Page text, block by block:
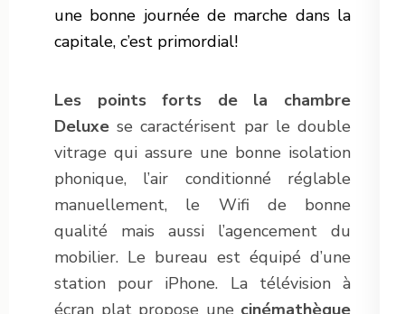
une bonne journée de marche dans la
capitale, c’est primordial!
Les points forts de la chambre
Deluxe se caractérisent par le double
vitrage qui assure une bonne isolation
phonique, l’air conditionné réglable
manuellement, le Wifi de bonne
qualité mais aussi l’agencement du
mobilier. Le bureau est équipé d’une
station pour iPhone. La télévision à
écran plat propose une cinémathèque